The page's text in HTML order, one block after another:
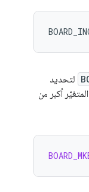
لتحديد
أكبر من